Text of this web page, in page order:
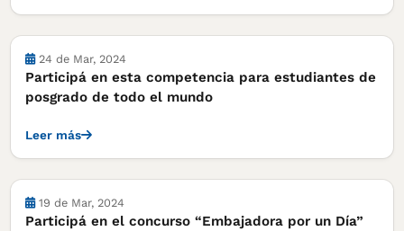
Cursos, concursos y becas
24 de Mar, 2024
Participá en esta competencia para estudiantes de
posgrado de todo el mundo
Leer más
Cursos, concursos y becas
19 de Mar, 2024
Participá en el concurso “Embajadora por un Día”